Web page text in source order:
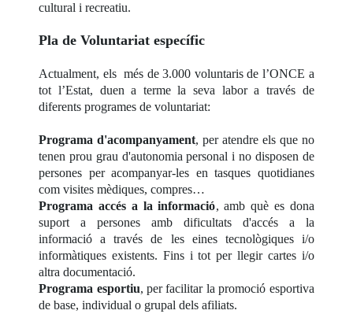
cultural i recreatiu.
Pla de Voluntariat específic
Actualment, els més de 3.000 voluntaris de l’ONCE a
tot l’Estat, duen a terme la seva labor a través de
diferents programes de voluntariat:
Programa d'acompanyament, per atendre els que no
tenen prou grau d'autonomia personal i no disposen de
persones per acompanyar-les en tasques quotidianes
com visites mèdiques, compres…
Programa accés a la informació, amb què es dona
suport a persones amb dificultats d'accés a la
informació a través de les eines tecnològiques i/o
informàtiques existents. Fins i tot per llegir cartes i/o
altra documentació.
Programa esportiu, per facilitar la promoció esportiva
de base, individual o grupal dels afiliats.